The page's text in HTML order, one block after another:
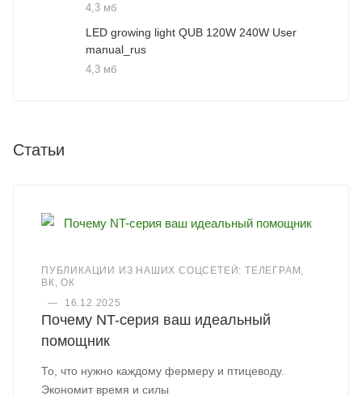
4,3 мб
LED growing light QUB 120W 240W User
manual_rus
4,3 мб
Статьи
ПУБЛИКАЦИИ ИЗ НАШИХ СОЦСЕТЕЙ: ТЕЛЕГРАМ,
ВК, ОК
—
16.12.2025
Почему NT-серия ваш идеальный
помощник
То, что нужно каждому фермеру и птицеводу.
Экономит время и силы